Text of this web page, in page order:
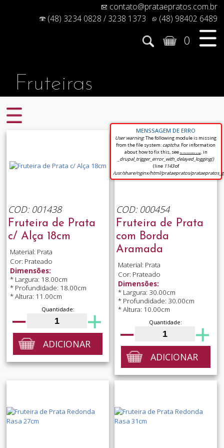
contato@prataepratos.com.br
(48) 3234 0828 / 3238 1373
(48) 98402 6489
0
Fruteiras
MENSSAGEM DE ERRO
User warning: The following module is missing
from the file system: captcha. For information
about how to fix this, see the documentation page. in
_drupal_trigger_error_with_delayed_logging()
(line 1143of
/usr/share/nginx/html/prataepratos/
COD: 001438
Fruteira de Prata
c/ Alça 18cm
Material: Prata
Cor: Prateado
Dimensões:
* Largura: 18.00cm
* Profundidade: 18.00cm
* Altura: 11.00cm
Quantidade:
ADICIONAR
COD: 000454
Fruteira de Prata
com Borda
Aramada
Material: Prata
Cor: Prateado
Dimensões:
* Largura: 30.00cm
* Profundidade: 30.00cm
* Altura: 10.00cm
Quantidade:
ADICIONAR